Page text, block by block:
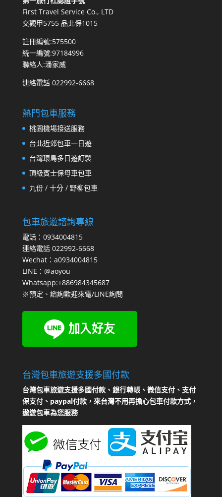
First Travel Service Co., LTD
交觀甲5755 品北保1015
註冊編號:575500
統一編號:97184996
聯絡人:潘家威
連絡電話 022992-6668
熱門包車服務
桃園機場接送服務
台北近郊包車一日遊
台灣環島多日遊訂製
頂級賓士保母車包車
九份 / 十分 / 野柳包車
包車旅遊諮詢專線
電話：0934004815
連絡電話 022992-6668
Wechat：a0934004815
LINE：@aoyou
Whatsapp:+886984345687
※預定、諮詢歡迎來電/LINE詢問
台灣包車旅遊支援多國付款
台灣包車旅遊支援多國付款、銀行轉帳、微信支付、支付
保支付、paypal付款，來台灣不用再擔心包車付款方式，
遨遊包車為您服務